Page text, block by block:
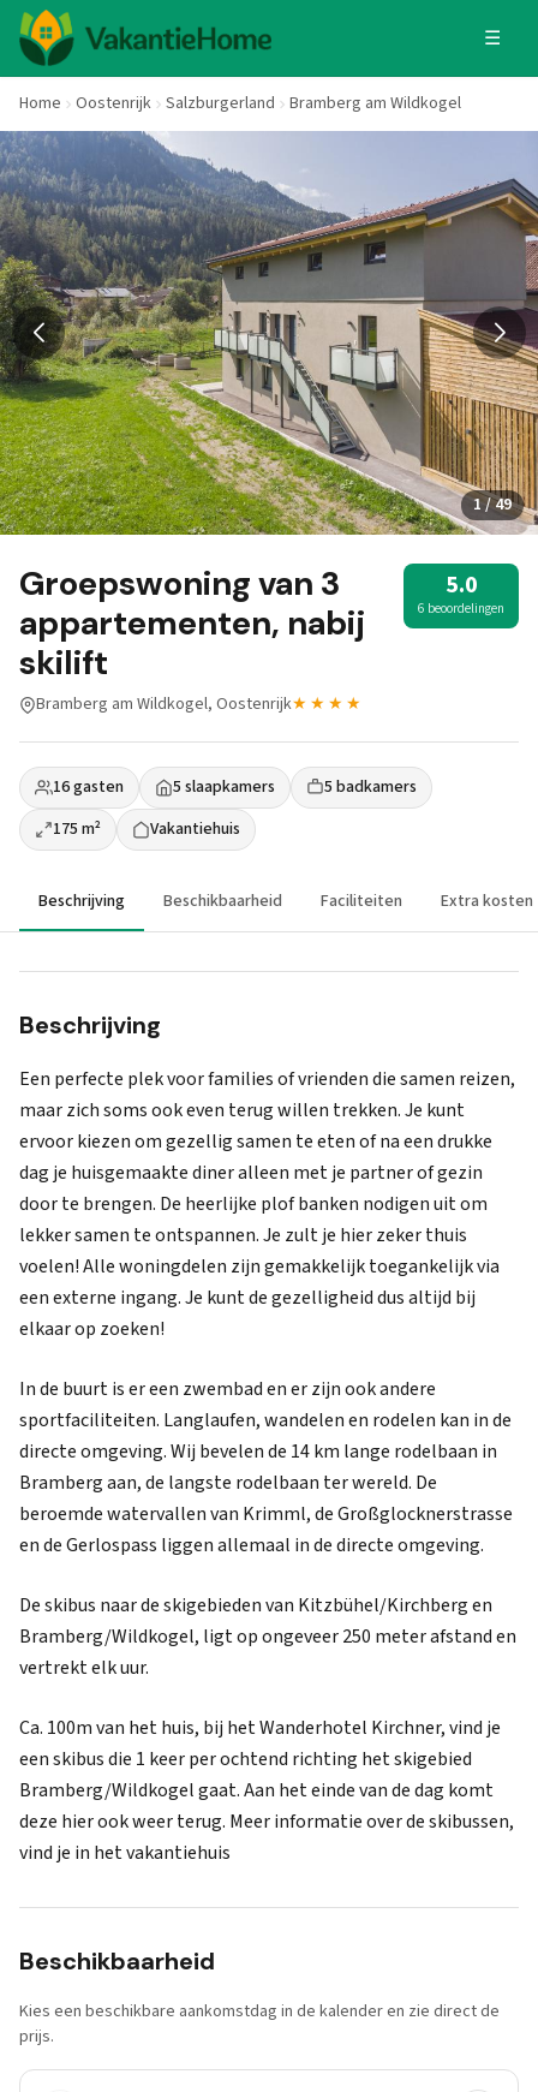
☰
Home Oostenrijk Salzburgerland Bramberg am Wildkogel
1 / 49
Groepswoning van 3
appartementen, nabij
skilift
5.0
6 beoordelingen
Bramberg am Wildkogel, Oostenrijk★★★★
16 gasten 5 slaapkamers
5 badkamers
175 m²
Vakantiehuis
Beschrijving Beschikbaarheid Faciliteiten Extra kosten
Beschrijving
Een perfecte plek voor families of vrienden die samen reizen,
maar zich soms ook even terug willen trekken. Je kunt
ervoor kiezen om gezellig samen te eten of na een drukke
dag je huisgemaakte diner alleen met je partner of gezin
door te brengen. De heerlijke plof banken nodigen uit om
lekker samen te ontspannen. Je zult je hier zeker thuis
voelen! Alle woningdelen zijn gemakkelijk toegankelijk via
een externe ingang. Je kunt de gezelligheid dus altijd bij
elkaar op zoeken!
In de buurt is er een zwembad en er zijn ook andere
sportfaciliteiten. Langlaufen, wandelen en rodelen kan in de
directe omgeving. Wij bevelen de 14 km lange rodelbaan in
Bramberg aan, de langste rodelbaan ter wereld. De
beroemde watervallen van Krimml, de Großglocknerstrasse
en de Gerlospass liggen allemaal in de directe omgeving.
De skibus naar de skigebieden van Kitzbühel/Kirchberg en
Bramberg/Wildkogel, ligt op ongeveer 250 meter afstand en
vertrekt elk uur.
Ca. 100m van het huis, bij het Wanderhotel Kirchner, vind je
een skibus die 1 keer per ochtend richting het skigebied
Bramberg/Wildkogel gaat. Aan het einde van de dag komt
deze hier ook weer terug. Meer informatie over de skibussen,
vind je in het vakantiehuis
Beschikbaarheid
Kies een beschikbare aankomstdag in de kalender en zie direct de
prijs.